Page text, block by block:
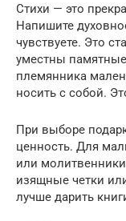
Стихи — это
Напишите
чувствуете. Это
уместны
племянника
носить с собой.
При выборе
ценность. Для
или
изящные четки
лучше дарить